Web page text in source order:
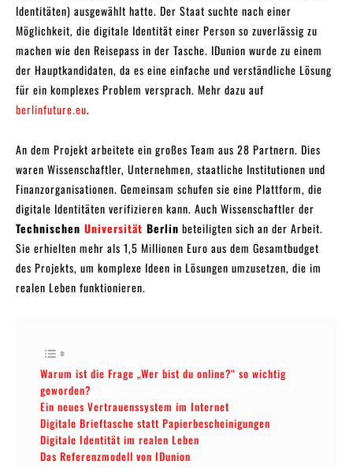
Identitäten) ausgewählt hatte. Der Staat suchte nach einer
Möglichkeit, die digitale Identität einer Person so zuverlässig zu
machen wie den Reisepass in der Tasche. IDunion wurde zu einem
der Hauptkandidaten, da es eine einfache und verständliche Lösung
für ein komplexes Problem versprach. Mehr dazu auf
berlinfuture.eu.
An dem Projekt arbeitete ein großes Team aus 28 Partnern. Dies
waren Wissenschaftler, Unternehmen, staatliche Institutionen und
Finanzorganisationen. Gemeinsam schufen sie eine Plattform, die
digitale Identitäten verifizieren kann. Auch Wissenschaftler der
Technischen Universität Berlin beteiligten sich an der Arbeit.
Sie erhielten mehr als 1,5 Millionen Euro aus dem Gesamtbudget
des Projekts, um komplexe Ideen in Lösungen umzusetzen, die im
realen Leben funktionieren.
Warum ist die Frage „Wer bist du online?“ so wichtig
geworden?
Ein neues Vertrauenssystem im Internet
Digitale Brieftasche statt Papierbescheinigungen
Digitale Identität im realen Leben
Das Referenzmodell von IDunion